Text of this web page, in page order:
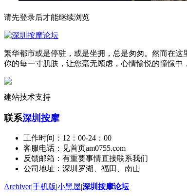
请先登录后才能继续浏览
繁华都市或是停驻，或是坐拥，总是匆匆。然而在
你的每一寸肌肤，让您毫无顾虑，心情愉悦的憧憬中
建站技术支持
联系深圳按摩
工作时间：12：00-24：00
客服电话：见首页am0755.com
反馈邮箱：有重要事情直接联系我们
公司地址：深圳罗湖、福田、南山
Archiver|手机版|小黑屋|深圳按摩论坛